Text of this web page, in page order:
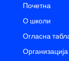
Почетна
О школи
Огласна